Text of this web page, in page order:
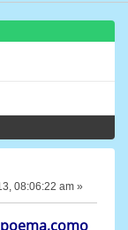
08:06:22 am »